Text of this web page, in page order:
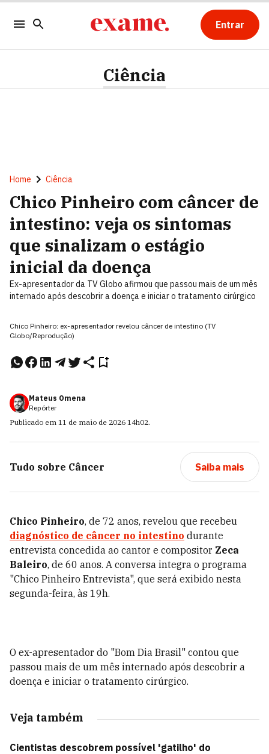
Entrar
Ciência
Home Ciência
Chico Pinheiro com câncer de
intestino: veja os sintomas
que sinalizam o estágio
inicial da doença
Ex-apresentador da TV Globo afirmou que passou mais de um mês
internado após descobrir a doença e iniciar o tratamento cirúrgico
Chico Pinheiro: ex-apresentador revelou câncer de intestino (TV
Globo/Reprodução)
Mateus Omena
Repórter
Publicado em 11 de maio de 2026 14h02.
Tudo sobre Câncer Saiba mais
Chico Pinheiro, de 72 anos, revelou que recebeu
diagnóstico de câncer no intestino durante
entrevista concedida ao cantor e compositor Zeca
Baleiro, de 60 anos. A conversa integra o programa
"Chico Pinheiro Entrevista", que será exibido nesta
segunda-feira, às 19h.
O ex-apresentador do "Bom Dia Brasil" contou que
passou mais de um mês internado após descobrir a
doença e iniciar o tratamento cirúrgico.
Veja também
Cientistas descobrem possível 'gatilho' do